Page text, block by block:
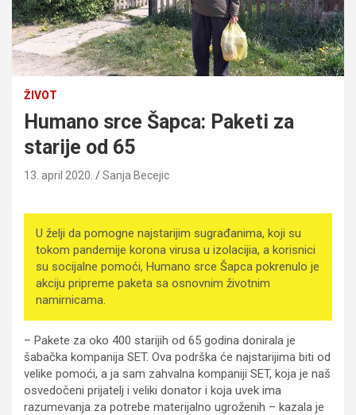
ŽIVOT
Humano srce Šapca: Paketi za
starije od 65
13. april 2020. Sanja Becejic
U želji da pomogne najstarijim sugrađanima, koji su
tokom pandemije korona virusa u izolacijia, a korisnici
su socijalne pomoći, Humano srce Šapca pokrenulo je
akciju pripreme paketa sa osnovnim životnim
namirnicama.
– Pakete za oko 400 starijih od 65 godina donirala je
šabačka kompanija SET. Ova podrška će najstarijima biti od
velike pomoći, a ja sam zahvalna kompaniji SET, koja je naš
osvedočeni prijatelj i veliki donator i koja uvek ima
razumevanja za potrebe materijalno ugroženih – kazala je